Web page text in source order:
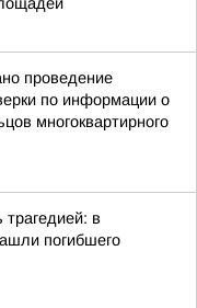
проведение
по информации о
многоквартирного
трагедией: в
погибшего